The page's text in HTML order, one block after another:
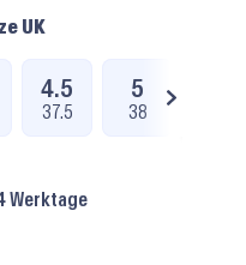
UK
4.5
37.5
5
38
Werktage